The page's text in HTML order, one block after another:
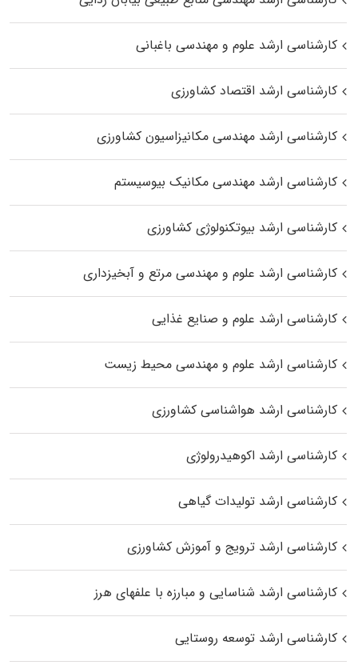
کارشناسی ارشد علوم و مهندسی باغبانی
کارشناسی ارشد اقتصاد کشاورزی
کارشناسی ارشد مهندسی مکانیزاسیون کشاورزی
کارشناسی ارشد مهندسی مکانیک بیوسیستم
کارشناسی ارشد بیوتکنولوژی کشاورزی
کارشناسی ارشد علوم و مهندسی مرتع و آبخیزداری
کارشناسی ارشد علوم و صنایع غذایی
کارشناسی ارشد علوم و مهندسی محیط زیست
کارشناسی ارشد هواشناسی کشاورزی
کارشناسی ارشد اکوهیدرولوژی
کارشناسی ارشد تولیدات گیاهی
کارشناسی ارشد ترویج و آموزش کشاورزی
کارشناسی ارشد شناسایی و مبارزه با علفهای هرز
کارشناسی ارشد توسعه روستایی